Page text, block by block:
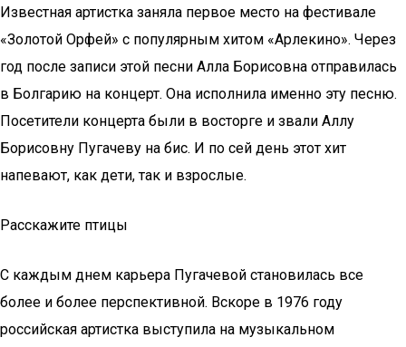
Известная артистка заняла первое место на фестивале
«Золотой Орфей» с популярным хитом «Арлекино». Через
год после записи этой песни Алла Борисовна отправилась
в Болгарию на концерт. Она исполнила именно эту песню.
Посетители концерта были в восторге и звали Аллу
Борисовну Пугачеву на бис. И по сей день этот хит
напевают, как дети, так и взрослые.
Расскажите птицы
С каждым днем карьера Пугачевой становилась все
более и более перспективной. Вскоре в 1976 году
российская артистка выступила на музыкальном